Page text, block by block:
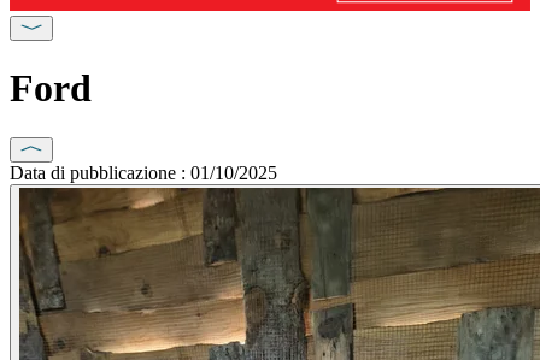
Ford
Data di pubblicazione : 01/10/2025